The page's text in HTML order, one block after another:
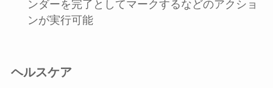
ンダーを完了としてマークするなどのアクショ
ンが実行可能
ヘルスケア